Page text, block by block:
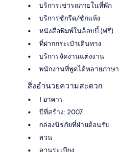
บริการเช่ารถภายในที่พัก
บริการซักรีด/ซักแห้ง
หนังสือพิมพ์ในล็อบบี้ (ฟรี)
ที่ฝากกระเป๋าเดินทาง
บริการจัดงานแต่งงาน
พนักงานที่พูดได้หลายภาษา
สิ่งอำนวยความสะดวก
1 อาคาร
ปีที่สร้าง: 2007
กล่องนิรภัยที่ฝ่ายต้อนรับ
สวน
ลานระเบียง